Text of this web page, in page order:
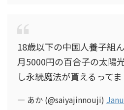
18歳以下の中国人養子組
月5000円の百合子の太陽
し永続魔法が貰えるってま
— あか (@saiyajinnouji)